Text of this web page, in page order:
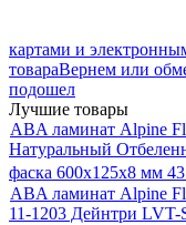
картами и
товараВернем или
подошел
Лучшие товары
ABA ламинат Alpine
Натуральный
фаска 600х125х8 мм
ABA ламинат Alpine
11-1203 Дейнтри LVT-